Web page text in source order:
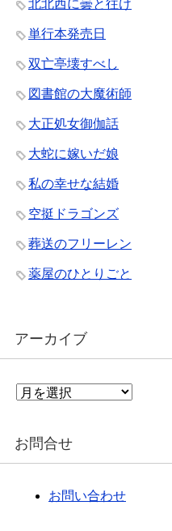
北北西に曇と往け
単行本発売日
双亡亭壊すべし
図書館の大魔術師
大正処女御伽話
大蛇に嫁いだ娘
私の幸せな結婚
空挺ドラゴンズ
葬送のフリーレン
薬屋のひとりごと
アーカイブ
ア
イ
お問合せ
お問い合わせ